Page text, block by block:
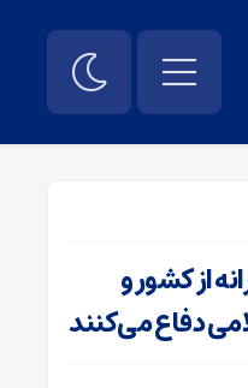
از کشور و
دفاع می‌کنند